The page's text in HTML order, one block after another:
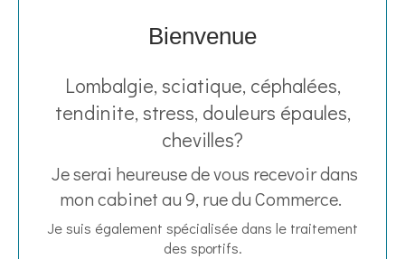
Bienvenue
Lombalgie, sciatique, céphalées,
tendinite, stress, douleurs épaules,
chevilles?
Je serai heureuse de vous recevoir dans
mon cabinet au 9, rue du Commerce.
Je suis également spécialisée dans le traitement
des sportifs.